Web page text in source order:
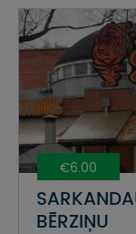
€6.00
BĒRZIŅU